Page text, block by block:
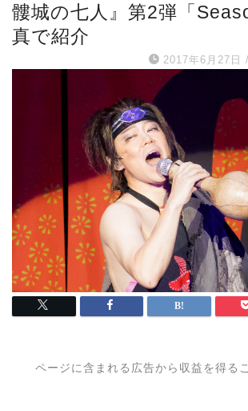
髏城の七人』第2弾「
真で紹介
2017年6月27日 /
ページに含まれる広告から収益を得る